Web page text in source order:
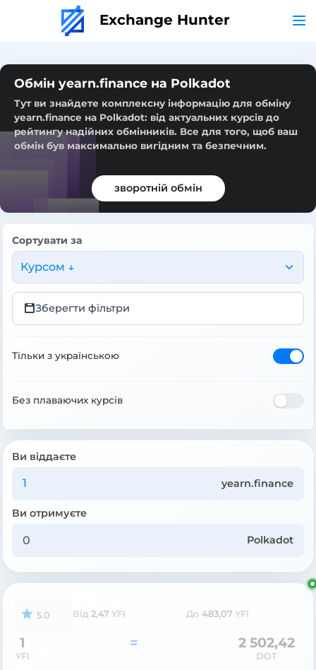
Exchange Hunter
Обмін yearn.finance на Polkadot
Тут ви знайдете комплексну інформацію для обміну
yearn.finance на Polkadot: від актуальних курсів до
рейтингу надійних обмінників. Все для того, щоб ваш
обмін був максимально вигідним та безпечним.
зворотній обмін
Сортувати за
Курсом ↓
Зберегти фільтри
Тільки з українською
Без плаваючих курсів
Ви віддаєте
yearn.finance
Ви отримуєте
Polkadot
5.0 Від 2,47 YFI До 483,07 YFI
1
YFI
= 2 502,42
DOT